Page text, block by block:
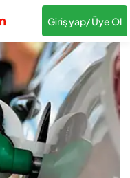
Giriş yap/ Üye Ol